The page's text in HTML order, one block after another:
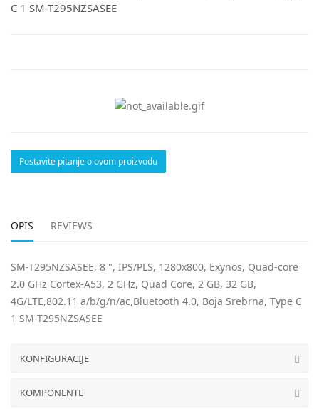
C 1 SM-T295NZSASEE
Postavite pitanje o ovom proizvodu
OPIS REVIEWS
SM-T295NZSASEE, 8 ", IPS/PLS, 1280x800, Exynos, Quad-core
2.0 GHz Cortex-A53, 2 GHz, Quad Core, 2 GB, 32 GB,
4G/LTE,802.11 a/b/g/n/ac,Bluetooth 4.0, Boja Srebrna, Type C
1 SM-T295NZSASEE
KONFIGURACIJE
KOMPONENTE